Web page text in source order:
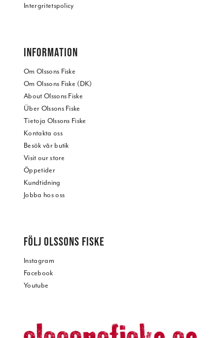
Intergritetspolicy
INFORMATION
Om Olssons Fiske
Om Olssons Fiske (DK)
About Olssons Fiske
Über Olssons Fiske
Tietoja Olssons Fiske
Kontakta oss
Besök vår butik
Visit our store
Öppetider
Kundtidning
Jobba hos oss
FÖLJ OLSSONS FISKE
Instagram
Facebook
Youtube